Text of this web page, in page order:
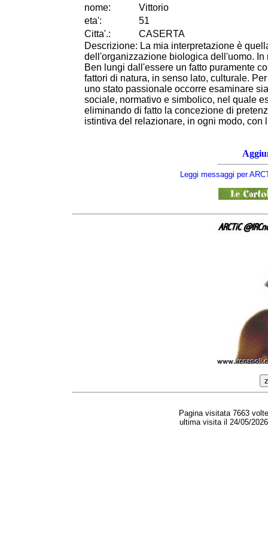
nome:
Vittorio
eta':
51
Citta'.:
CASERTA
Descrizione: La mia interpretazione è
dell'organizzazione biologica dell'uomo.
Ben lungi dall'essere un fatto puramente
fattori di natura, in senso lato, culturale.
uno stato passionale occorre esaminare
sociale, normativo e simbolico, nel quale
eliminando di fatto la concezione di
istintiva del relazionare, in ogni modo, con
Leggi messaggi per
Pagina visitata 7663
ultima visita il 24/05/